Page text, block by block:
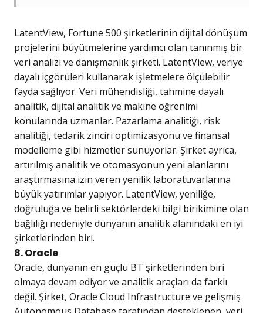
LatentView, Fortune 500 şirketlerinin dijital dönüşüm
projelerini büyütmelerine yardımcı olan tanınmış bir
veri analizi ve danışmanlık şirketi. LatentView, veriye
dayalı içgörüleri kullanarak işletmelere ölçülebilir
fayda sağlıyor. Veri mühendisliği, tahmine dayalı
analitik, dijital analitik ve makine öğrenimi
konularında uzmanlar. Pazarlama analitiği, risk
analitiği, tedarik zinciri optimizasyonu ve finansal
modelleme gibi hizmetler sunuyorlar. Şirket ayrıca,
artırılmış analitik ve otomasyonun yeni alanlarını
araştırmasına izin veren yenilik laboratuvarlarına
büyük yatırımlar yapıyor. LatentView, yeniliğe,
doğruluğa ve belirli sektörlerdeki bilgi birikimine olan
bağlılığı nedeniyle dünyanın analitik alanındaki en iyi
şirketlerinden biri.
8. Oracle
Oracle, dünyanın en güçlü BT şirketlerinden biri
olmaya devam ediyor ve analitik araçları da farklı
değil. Şirket, Oracle Cloud Infrastructure ve gelişmiş